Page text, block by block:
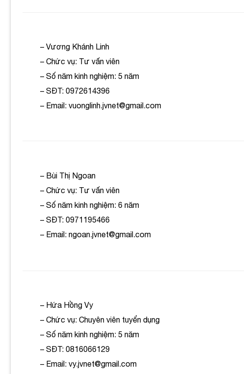
– Vương Khánh Linh
– Chức vụ: Tư vấn viên
– Số năm kinh nghiệm: 5 năm
– SĐT: 0972614396
– Email: vuonglinh.jvnet@gmail.com
– Bùi Thị Ngoan
– Chức vụ: Tư vấn viên
– Số năm kinh nghiệm: 6 năm
– SĐT: 0971195466
– Email: ngoan.jvnet@gmail.com
– Hứa Hồng Vy
– Chức vụ: Chuyên viên tuyển dụng
– Số năm kinh nghiệm: 5 năm
– SĐT: 0816066129
– Email: vy.jvnet@gmail.com